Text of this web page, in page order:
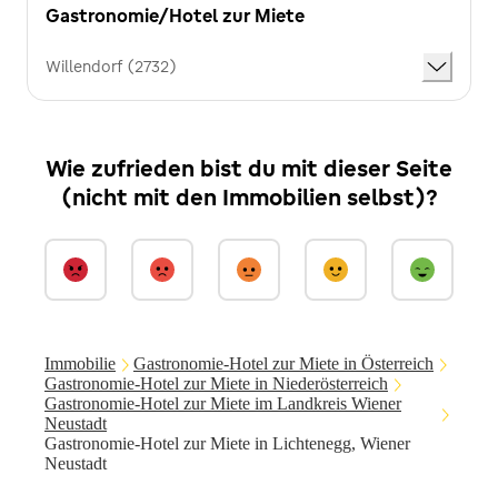
Gastronomie/Hotel zur Miete
Willendorf (2732)
Wie zufrieden bist du mit dieser Seite
(nicht mit den Immobilien selbst)?
Immobilie
Gastronomie-Hotel zur Miete in Österreich
Gastronomie-Hotel zur Miete in Niederösterreich
Gastronomie-Hotel zur Miete im Landkreis Wiener
Neustadt
Gastronomie-Hotel zur Miete in Lichtenegg, Wiener
Neustadt